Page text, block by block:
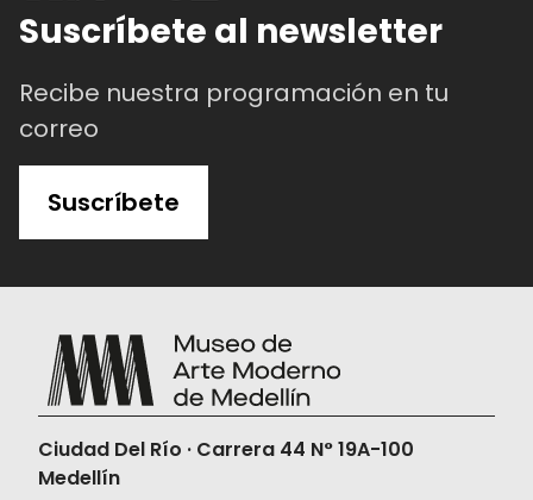
Suscríbete al newsletter
Recibe nuestra programación en tu
correo
Suscríbete
Ciudad Del Río · Carrera 44 N° 19A-100
Medellín